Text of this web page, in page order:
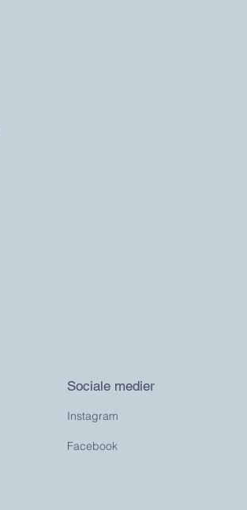
Sociale medier
Instagram
Facebook